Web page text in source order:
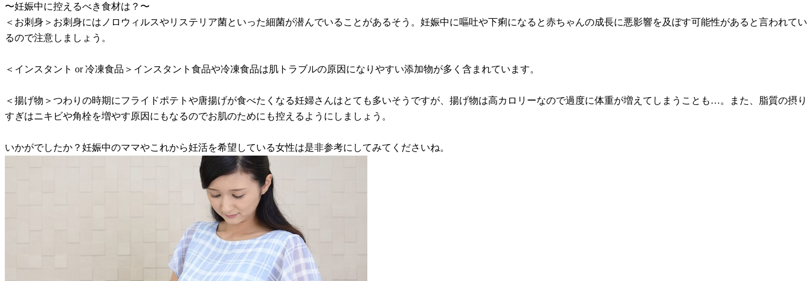
〜妊娠中に控えるべき食材は？〜
＜お刺身＞お刺身にはノロウィルスやリステリア菌といった細菌が潜んでいることがあるそう。妊娠中に嘔吐や下痢になると赤ちゃんの成長に悪影響を及ぼす可能性があると言われてい
るので注意しましょう。
＜インスタント or 冷凍食品＞インスタント食品や冷凍食品は肌トラブルの原因になりやすい添加物が多く含まれています。
＜揚げ物＞つわりの時期にフライドポテトや唐揚げが食べたくなる妊婦さんはとても多いそうですが、揚げ物は高カロリーなので過度に体重が増えてしまうことも…。また、脂質の摂り
すぎはニキビや角栓を増やす原因にもなるのでお肌のためにも控えるようにしましょう。
いかがでしたか？妊娠中のママやこれから妊活を希望している女性は是非参考にしてみてくださいね。